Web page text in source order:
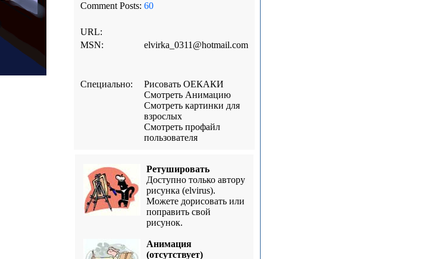
Comment Posts: 60
URL:
MSN:
elvirka_0311@hotmail.com
Специально:
Рисовать ОЕКАКИ
Смотреть Анимацию
Смотреть картинки для
взрослых
Смотреть профайл
пользователя
Ретушировать
Доступно только автору
рисунка (elvirus).
Можете дорисовать или
поправить свой
рисунок.
Анимация
(отсутствует)